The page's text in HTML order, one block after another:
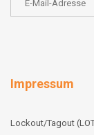
Impressum
Lockout/Tagout